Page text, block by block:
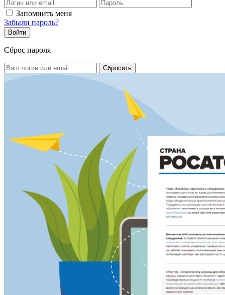
Запомнить меня
Забыли пароль?
Сброс пароля